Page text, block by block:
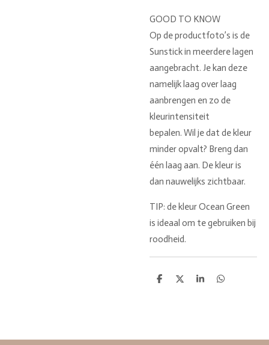
GOOD TO KNOW
Op de productfoto’s is de
Sunstick in meerdere lagen
aangebracht. Je kan deze
namelijk laag over laag
aanbrengen en zo de
kleurintensiteit
bepalen. Wil je dat de kleur
minder opvalt? Breng dan
één laag aan. De kleur is
dan nauwelijks zichtbaar.
TIP: de kleur Ocean Green
is ideaal om te gebruiken bij
roodheid.
D
D
S
D